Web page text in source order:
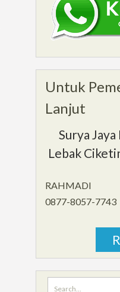
Untuk
Lanjut
Surya
Lebak
RAHMADI
0877-8057-7743
Search